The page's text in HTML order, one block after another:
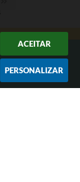
ACEITAR
PERSONALIZAR